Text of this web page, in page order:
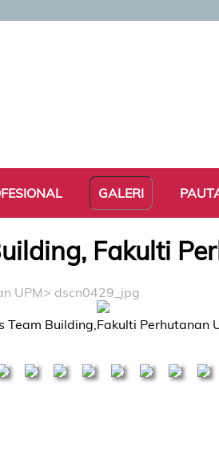
GALERI
Fakulti
UPM> dscn0429_jpg
Team Building,Fakulti Perhutanan